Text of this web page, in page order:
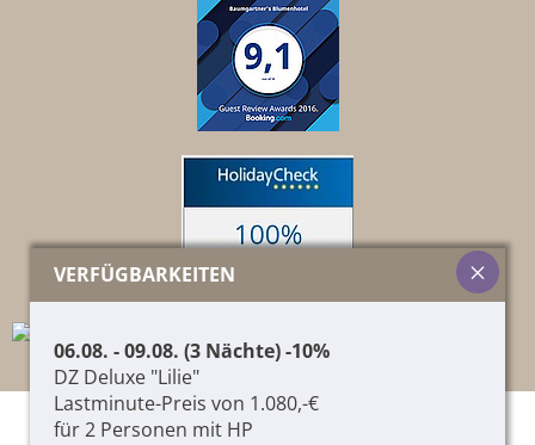
VERFÜGBARKEITEN
06.08. - 09.08. (3 Nächte) -10%
DZ Deluxe "Lilie"
Lastminute-Preis von 1.080,-€
für 2 Personen mit HP
© 2026 Pircher Helene & Co. KG,